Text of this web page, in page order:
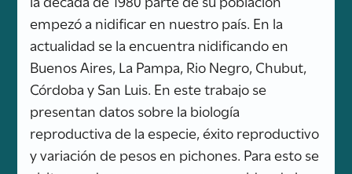
empezó a nidificar en nuestro país. En la
actualidad se la encuentra nidificando en
Buenos Aires, La Pampa, Rio Negro, Chubut,
Córdoba y San Luis. En este trabajo se
presentan datos sobre la biología
reproductiva de la especie, éxito reproductivo
y variación de pesos en pichones. Para esto se